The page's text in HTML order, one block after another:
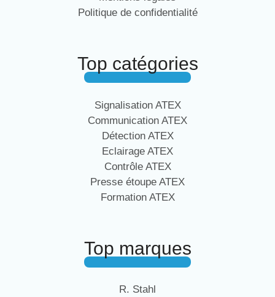
Politique de confidentialité
Top catégories
Signalisation ATEX
Communication ATEX
Détection ATEX
Eclairage ATEX
Contrôle ATEX
Presse étoupe ATEX
Formation ATEX
Top marques
R. Stahl